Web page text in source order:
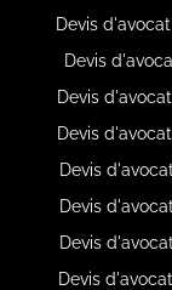
Devis
Devis
Devis
Devis
Devis
Devis
Devis
Devis